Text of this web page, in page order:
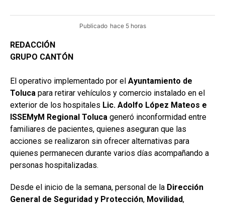
Publicado hace 5 horas
REDACCIÓN
GRUPO CANTÓN
El operativo implementado por el Ayuntamiento de
Toluca para retirar vehículos y comercio instalado en el
exterior de los hospitales Lic. Adolfo López Mateos e
ISSEMyM Regional Toluca generó inconformidad entre
familiares de pacientes, quienes aseguran que las
acciones se realizaron sin ofrecer alternativas para
quienes permanecen durante varios días acompañando a
personas hospitalizadas.
Desde el inicio de la semana, personal de la Dirección
General de Seguridad y Protección, Movilidad,